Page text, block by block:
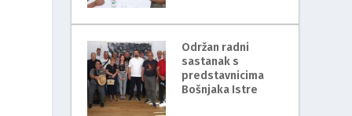
Održan radni
sastanak s
predstavnicima
Bošnjaka Istre